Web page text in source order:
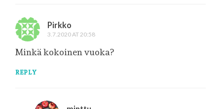
Pirkko
3.7.2020 AT 20:58
Minkä kokoinen vuoka?
REPLY